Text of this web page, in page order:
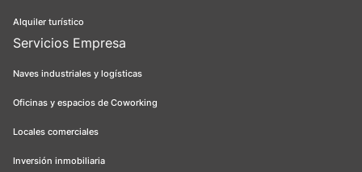
Alquiler turístico
Servicios Empresa
Naves industriales y logísticas
Oficinas y espacios de Coworking
Locales comerciales
Inversión inmobiliaria